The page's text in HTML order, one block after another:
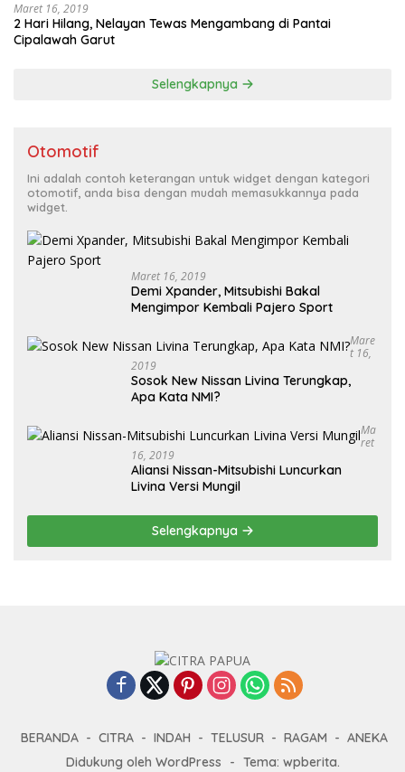
Maret 16, 2019
2 Hari Hilang, Nelayan Tewas Mengambang di Pantai
Cipalawah Garut
Selengkapnya
Otomotif
Ini adalah contoh keterangan untuk widget dengan kategori
otomotif, anda bisa dengan mudah memasukkannya pada
widget.
Maret 16, 2019
Demi Xpander, Mitsubishi Bakal
Mengimpor Kembali Pajero Sport
Mare
T 16,
2019
Sosok New Nissan Livina Terungkap,
Apa Kata NMI?
Ma
Ret
16, 2019
Aliansi Nissan-Mitsubishi Luncurkan
Livina Versi Mungil
Selengkapnya
BERANDA CITRA INDAH TELUSUR RAGAM
ANEKA
Didukung oleh WordPress
- Tema: wpberita.